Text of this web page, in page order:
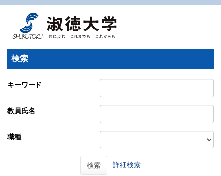
検索
キーワード
教員氏名
職種
検索 詳細検索